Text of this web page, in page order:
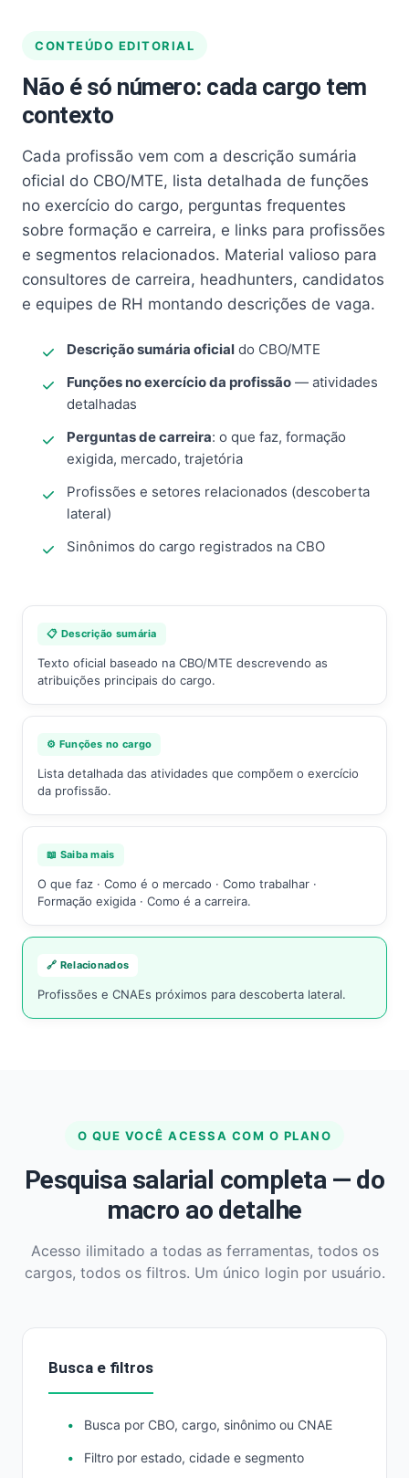
CONTEÚDO EDITORIAL
Não é só número: cada cargo tem
contexto
Cada profissão vem com a descrição sumária
oficial do CBO/MTE, lista detalhada de funções
no exercício do cargo, perguntas frequentes
sobre formação e carreira, e links para profissões
e segmentos relacionados. Material valioso para
consultores de carreira, headhunters, candidatos
e equipes de RH montando descrições de vaga.
Descrição sumária oficial do CBO/MTE
Funções no exercício da profissão — atividades
detalhadas
Perguntas de carreira: o que faz, formação
exigida, mercado, trajetória
Profissões e setores relacionados (descoberta
lateral)
Sinônimos do cargo registrados na CBO
📋 Descrição sumária
Texto oficial baseado na CBO/MTE descrevendo as
atribuições principais do cargo.
⚙️ Funções no cargo
Lista detalhada das atividades que compõem o exercício
da profissão.
📖 Saiba mais
O que faz · Como é o mercado · Como trabalhar ·
Formação exigida · Como é a carreira.
🔗 Relacionados
Profissões e CNAEs próximos para descoberta lateral.
O QUE VOCÊ ACESSA COM O PLANO
Pesquisa salarial completa — do
macro ao detalhe
Acesso ilimitado a todas as ferramentas, todos os
cargos, todos os filtros. Um único login por usuário.
Busca e filtros
Busca por CBO, cargo, sinônimo ou CNAE
Filtro por estado, cidade e segmento